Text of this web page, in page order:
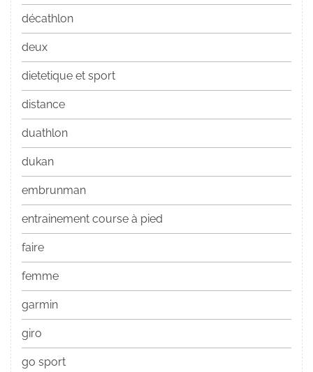
décathlon
deux
dietetique et sport
distance
duathlon
dukan
embrunman
entrainement course à pied
faire
femme
garmin
giro
go sport